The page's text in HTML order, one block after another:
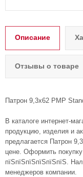
Описание
Отзывы о товаре
Патрон 9,3x62 PMP
В каталоге интернет-
продукцию, изделия и
предлагается Патрон
цене. Оформить
пїЅпїЅпїЅпїЅпїЅпїЅ.
менеджеров компании.